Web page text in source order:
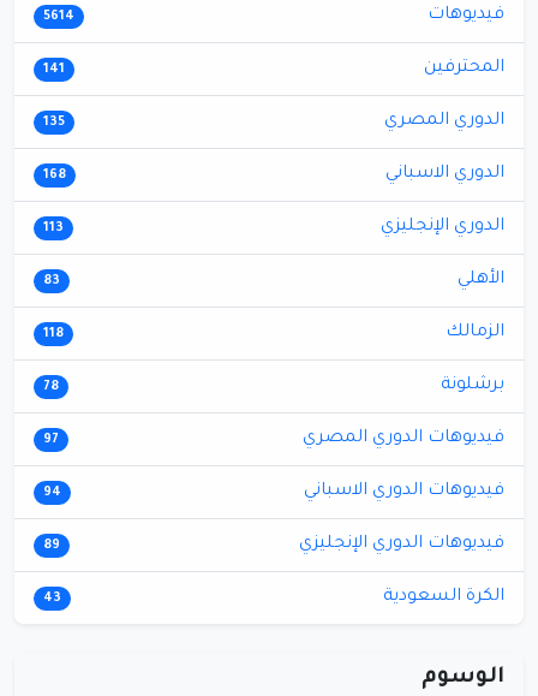
فيديوهات 5614
المحترفين 141
الدوري المصري 135
الدوري الاسباني 168
الدوري الإنجليزي 113
الأهلي 83
الزمالك 118
برشلونة 78
فيديوهات الدوري المصري 97
فيديوهات الدوري الاسباني 94
فيديوهات الدوري الإنجليزي 89
الكرة السعودية 43
الوسوم